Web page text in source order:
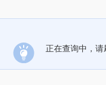
正在查询中，请